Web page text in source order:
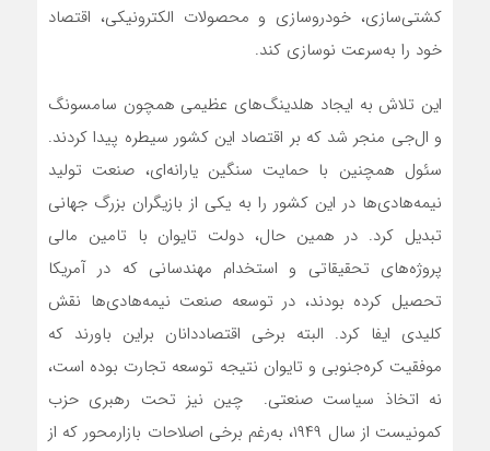
کشتی‌‌‌سازی، خودروسازی و محصولات الکترونیکی، اقتصاد
خود را به‌سرعت نوسازی کند.
این تلاش به ایجاد هلدینگ‌‌‌های عظیمی همچون سامسونگ
و ال‌جی منجر شد که بر اقتصاد این کشور سیطره پیدا کردند.
سئول همچنین با حمایت سنگین یارانه‌‌‌ای، صنعت تولید
نیمه‌‌‌هادی‌‌‌ها در این کشور را به یکی از بازیگران بزرگ جهانی
تبدیل کرد. در همین حال، دولت تایوان با تامین مالی
پروژه‌‌‌های تحقیقاتی و استخدام مهندسانی که در آمریکا
تحصیل کرده بودند، در توسعه صنعت نیمه‌‌‌هادی‌‌‌ها نقش
کلیدی ایفا کرد. البته برخی اقتصاددانان براین باورند که
موفقیت کره‌جنوبی و تایوان نتیجه توسعه تجارت بوده است،
نه اتخاذ سیاست صنعتی. چین نیز تحت رهبری حزب
کمونیست از سال ۱۹۴۹، به‌‌‌رغم برخی اصلاحات بازارمحور که از